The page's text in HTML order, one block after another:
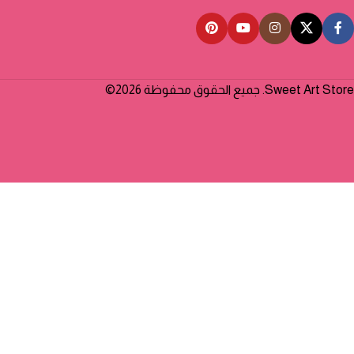
Sweet Art Store. جميع الحقوق محفوظة 2026©